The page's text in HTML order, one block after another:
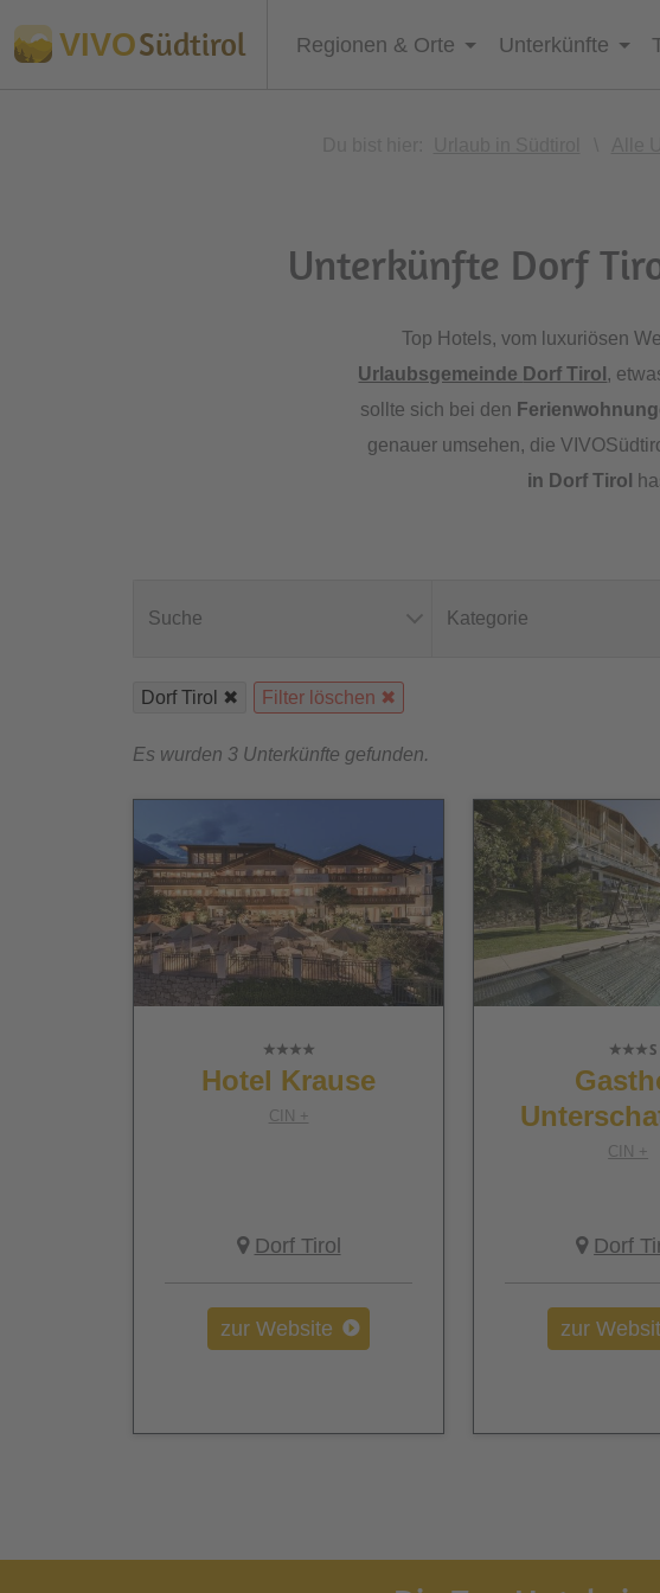
VIVOSüdtirol Regionen & Orte Unterkünfte
Unterkünfte Dorf
Top Hotels, vom luxuriösen
Urlaubsgemeinde Dorf Tirol ,
sollte sich bei den
genauer umsehen, die
in Dorf Tirol
Suche Kategorie
Dorf Tirol Filter löschen
Es wurden 3 Unterkünfte gefunden.
Hotel Krause
CIN +
Dorf Tirol
zur Website
CIN +
Dorf
zur